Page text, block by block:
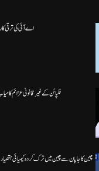
اے آئی کی ترقی کا
فلپائن کے غیر قانونی عزائم
چین کا جاپان سے چین میں ترک کردہ کیمیائی